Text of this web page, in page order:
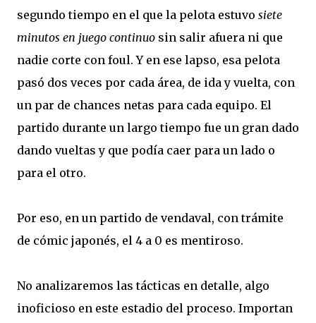
segundo tiempo en el que la pelota estuvo siete
minutos en juego continuo sin salir afuera ni que
nadie corte con foul. Y en ese lapso, esa pelota
pasó dos veces por cada área, de ida y vuelta, con
un par de chances netas para cada equipo. El
partido durante un largo tiempo fue un gran dado
dando vueltas y que podía caer para un lado o
para el otro.
Por eso, en un partido de vendaval, con trámite
de cómic japonés, el 4 a 0 es mentiroso.
No analizaremos las tácticas en detalle, algo
inoficioso en este estadio del proceso. Importan